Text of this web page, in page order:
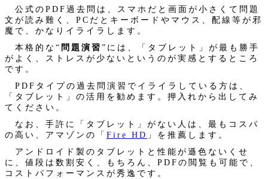
公式のPDF過去問は、スマホだと画面が小さくて問題
文が読み難く、PCだとキーボードやマウス、配線等が邪
魔で、かなりイライラします。
本格的な“ 問題演習”には、「タブレット」が最も勝手
がよく、ストレスが少ないというのが実感とするところ
です。
PDFタイプの過去問演習でイライラしている方は、
「タブレット」の活用を勧めます。押入れから出してみ
てください。
なお、手許に「タブレット」がない人は、最もコスパ
の高い、アマゾンの「 Fire HD 」を推薦します。
アンドロイド製のタブレットと性能が遜色ないくせ
に、値段は数割安く、もちろん、PDFの閲覧も可能で、
コストパフォーマンスが秀逸です。